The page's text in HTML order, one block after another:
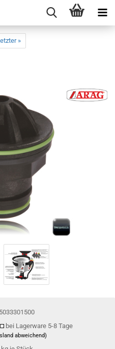
»
bei Lagerware 5-8 Tage
abweichend)